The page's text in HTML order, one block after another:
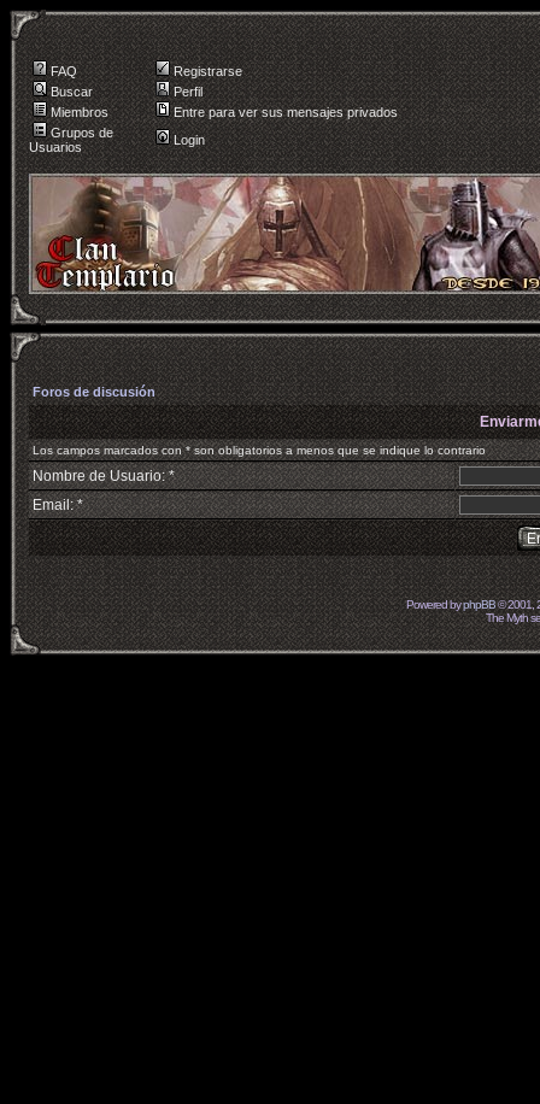
FAQ
Registrarse
Buscar
Perfil
Miembros
Entre para ver sus mensajes privados
Grupos de
Usuarios
Login
Foros de discusión
Los campos marcados con * son obligatorios a menos que se indique lo contrario
Nombre de Usuario: *
Email: *
Powered byphpBB© 2001,
The Myth